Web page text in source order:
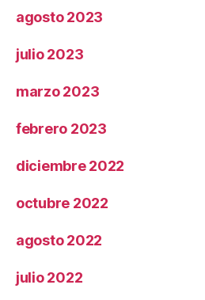
agosto 2023
julio 2023
marzo 2023
febrero 2023
diciembre 2022
octubre 2022
agosto 2022
julio 2022